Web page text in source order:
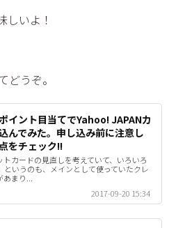
しいよ！
どうぞ。
イント目当てでYahoo! JAPANカ
んでみた。申し込み前に注意し
をチェック!!
カードの見直しを考えていて、いろいろ
というのも、メインとして使っていたクレ
まり...
2017-09-20 15:34